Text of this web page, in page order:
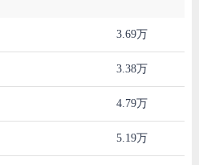
3.69万
3.38万
4.79万
5.19万